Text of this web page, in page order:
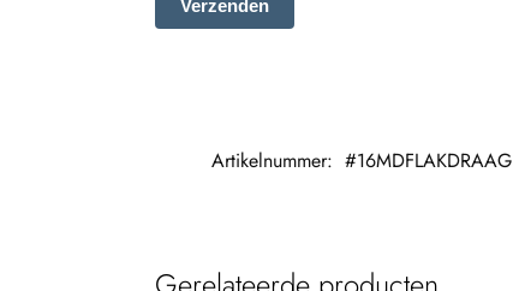
Artikelnummer: #16MDFLAKDRAAG